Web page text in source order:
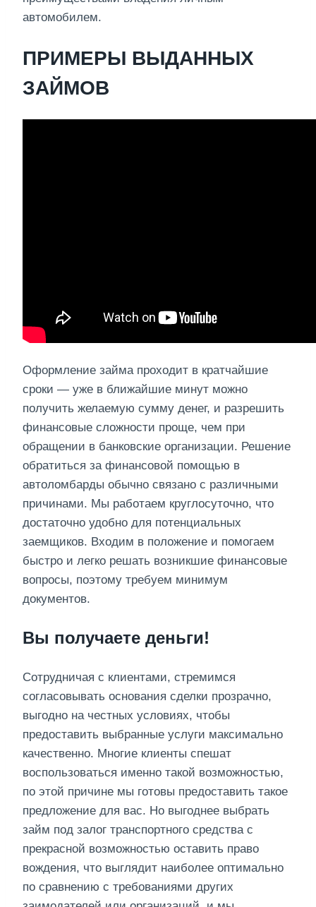
автомобилем.
ПРИМЕРЫ ВЫДАННЫХ
ЗАЙМОВ
Оформление займа проходит в кратчайшие
сроки — уже в ближайшие минут можно
получить желаемую сумму денег, и разрешить
финансовые сложности проще, чем при
обращении в банковские организации. Решение
обратиться за финансовой помощью в
автоломбарды обычно связано с различными
причинами. Мы работаем круглосуточно, что
достаточно удобно для потенциальных
заемщиков. Входим в положение и помогаем
быстро и легко решать возникшие финансовые
вопросы, поэтому требуем минимум
документов.
Вы получаете деньги!
Сотрудничая с клиентами, стремимся
согласовывать основания сделки прозрачно,
выгодно на честных условиях, чтобы
предоставить выбранные услуги максимально
качественно. Многие клиенты спешат
воспользоваться именно такой возможностью,
по этой причине мы готовы предоставить такое
предложение для вас. Но выгоднее выбрать
займ под залог транспортного средства с
прекрасной возможностью оставить право
вождения, что выглядит наиболее оптимально
по сравнению с требованиями других